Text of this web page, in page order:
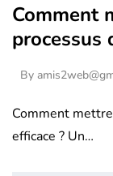
Comment
processus
By
Comment
efficace ? Un…